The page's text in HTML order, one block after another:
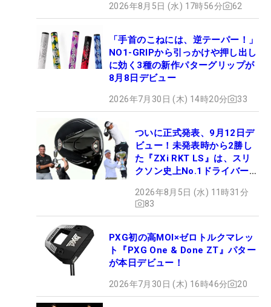
2026年8月5日 (水) 17時56分 62
「手首のこねには、逆テーパー！」
NO1-GRIPから引っかけや押し出し
に効く3種の新作パターグリップが
8月8日デビュー
2026年7月30日 (木) 14時20分 33
ついに正式発表、9月12日デ
ビュー！未発表時から2勝し
た『ZXi RKT LS』は、スリ
クソン史上No.1ドライバー!?
2026年8月5日 (水) 11時31分
83
PXG初の高MOI×ゼロトルクマレッ
ト『PXG One & Done ZT』パター
が本日デビュー！
2026年7月30日 (木) 16時46分 20